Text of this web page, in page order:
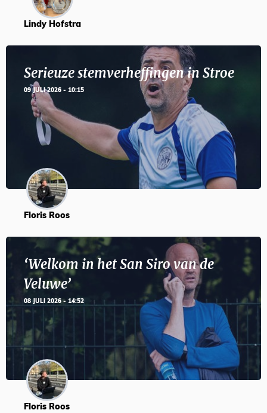
Lindy Hofstra
Serieuze stemverheffingen in Stroe
09 JULI 2026 - 10:15
Floris Roos
‘Welkom in het San Siro van de
Veluwe’
08 JULI 2026 - 14:52
Floris Roos